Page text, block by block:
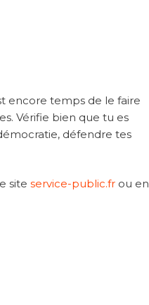
encore temps de le faire
Vérifie bien que tu es
défendre tes
site service-public.fr ou en